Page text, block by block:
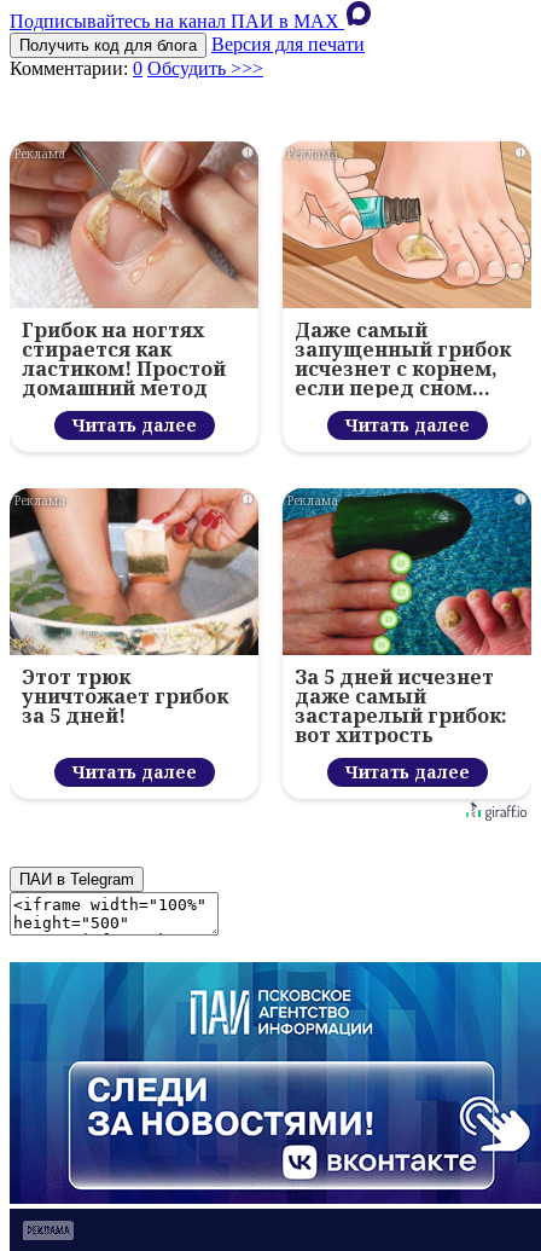
Подписывайтесь на канал ПАИ в MAХ
Получить код для блога
Версия для печати
Комментарии: 0 Обсудить >>>
i
Грибок на ногтях
стирается как
ластиком! Простой
домашний метод
Читать далее
i
Даже самый
запущенный грибок
исчезнет с корнем,
если перед сном…
Читать далее
i
Этот трюк
уничтожает грибок
за 5 дней!
Читать далее
i
За 5 дней исчезнет
даже самый
застарелый грибок:
вот хитрость
Читать далее
ПАИ в Telegram